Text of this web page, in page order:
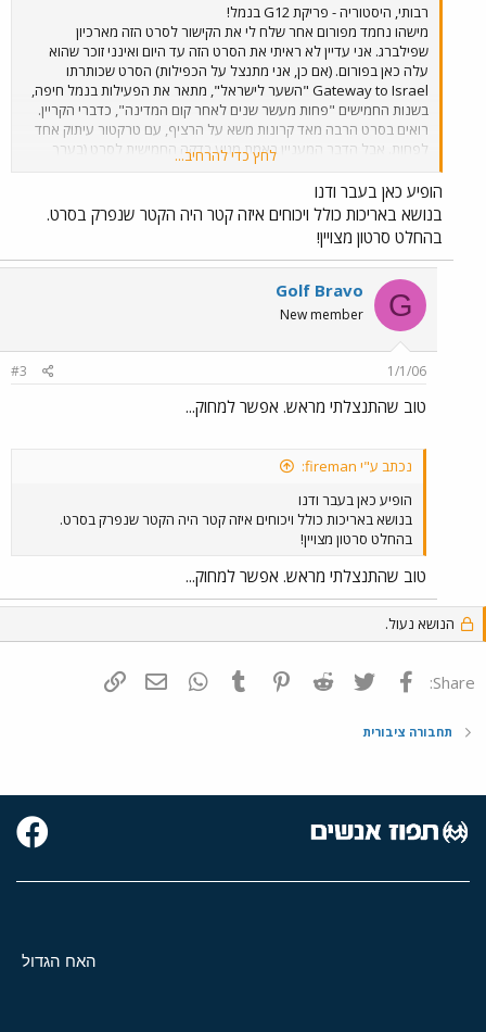
רבותי, היסטוריה - פריקת G12 בנמל!
מישהו נחמד מפורום אחר שלח לי את הקישור לסרט הזה מארכיון
שפילברג. אני עדיין לא ראיתי את הסרט הזה עד היום ואינני זוכר שהוא
עלה כאן בפורום. (אם כן, אני מתנצל על הכפילות) הסרט שכותרתו
Gateway to Israel "השער לישראל", מתאר את הפעילות בנמל חיפה,
בשנות החמישים "פחות מעשר שנים לאחר קום המדינה", כדברי הקריין.
רואים בסרט הרבה מאד קרונות משא על הרציף, עם טרקטור עיתוק אחד
לפחות. אבל הדבר המעניין באמת מגיע בדקה החמישית לסרט (בערך
04:30 ד') פריקת קטרי G12 שהגיעו מארה"ב! רואים שני קטרים, האחד
מהם בשעת פריקה על ידי המנוף "שמשון". הקטרים הגיעו מפורקים
מחוגונים ומוגנים כראוי, ונפרקו על גבי קרונות שטוחים שנגררו מן הנמל עם
קטר קיטור. לאור השנה שבה נעשה הסרט, לא הייתי מתפלא אם אלה הם
קטר 104 ו-105 (למרות שקצת התקשיתי להבחין בגגון המעוגל על תא
הנהג).הנה הואהסרט.
לחץ כדי להרחיב...
הופיע כאן בעבר ודנו
בנושא באריכות כולל ויכוחים איזה קטר היה הקטר שנפרק בסרט.
בהחלט סרטון מצויין!
G
Golf Bravo
New member
1/1/06
#3
טוב שהתנצלתי מראש. אפשר למחוק...
נכתב ע"י fireman:
הופיע כאן בעבר ודנו
בנושא באריכות כולל ויכוחים איזה קטר היה הקטר שנפרק בסרט.
בהחלט סרטון מצויין!
טוב שהתנצלתי מראש. אפשר למחוק...
הנושא נעול.
Share: פייסבוק Twitter
Reddit
Pinterest
Tumblr
WhatsAppדואר אלקטרוני
תחבורה ציבורית
האח הגדול